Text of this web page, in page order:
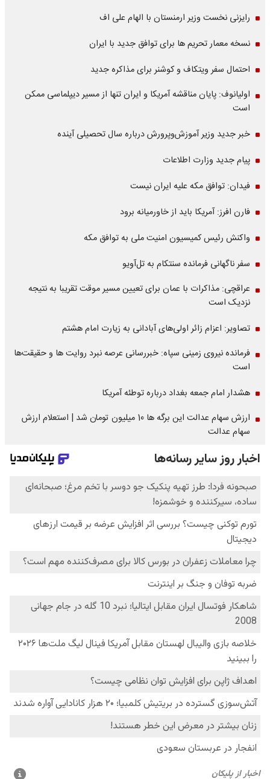
رایزنی نخست وزیر ارمنستان با الهام علی اف
نسخه معمار تحریم ها برای توافق جدید با ایران
احتمال سفر ویتکاف و کوشنر برای مذاکره جدید
اولیانوف: پایان مناقشه آمریکا و ایران تنها از مسیر دیپلماسی ممکن
است
خبر جدید وزیر آموزش‌وپرورش درباره سال تحصیلی آینده
پیام جدید وزارت اطلاعات
فیدان: توافق مکه علیه ایران نیست
فارن افرز: آمریکا باید از خاورمیانه برود
واکنش رئیس کمیسیون امنیت ملی به توافق مکه
سفر ناگهانی فرمانده سنتکام به تل‌آویو
عراقچی: مذاکرات با عمان برای تعیین مسیر موقت تقریبا به نتیجه
نزدیک است
تصاویر: اعزام زائر اولی‌های آبادانی به زیارت امام هشتم
فرمانده نیروی زمینی سپاه: خبررسانی عرصه نبرد روایت ها و حقیقت‌ها
است
هشدار امام جمعه بغداد درباره توطئه آمریکا
ارزش سهام عدالت این برگه ها 10 میلیون تومان شد | استعلام ارزش
سهام عدالت